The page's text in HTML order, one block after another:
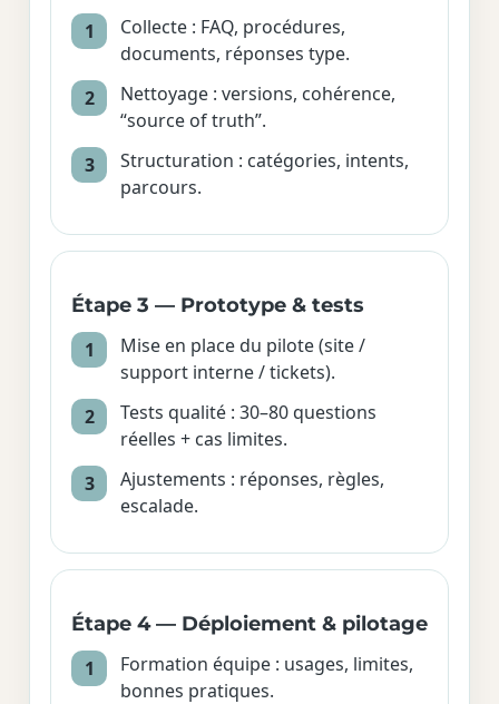
Collecte : FAQ, procédures,
documents, réponses type.
Nettoyage : versions, cohérence,
“source of truth”.
Structuration : catégories, intents,
parcours.
Étape 3 — Prototype & tests
Mise en place du pilote (site /
support interne / tickets).
Tests qualité : 30–80 questions
réelles + cas limites.
Ajustements : réponses, règles,
escalade.
Étape 4 — Déploiement & pilotage
Formation équipe : usages, limites,
bonnes pratiques.